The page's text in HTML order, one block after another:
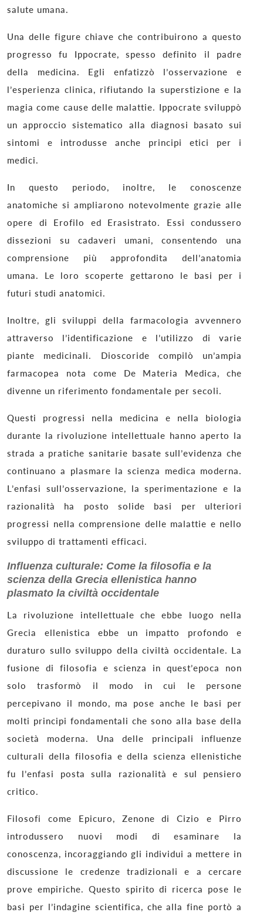
salute umana.
Una delle figure chiave che contribuirono a questo
progresso fu Ippocrate, spesso definito il padre
della medicina. Egli enfatizzò l’osservazione e
l’esperienza clinica, rifiutando la superstizione e la
magia come cause delle malattie. Ippocrate sviluppò
un approccio sistematico alla diagnosi basato sui
sintomi e introdusse anche principi etici per i
medici.
In questo periodo, inoltre, le conoscenze
anatomiche si ampliarono notevolmente grazie alle
opere di Erofilo ed Erasistrato. Essi condussero
dissezioni su cadaveri umani, consentendo una
comprensione più approfondita dell’anatomia
umana. Le loro scoperte gettarono le basi per i
futuri studi anatomici.
Inoltre, gli sviluppi della farmacologia avvennero
attraverso l’identificazione e l’utilizzo di varie
piante medicinali. Dioscoride compilò un’ampia
farmacopea nota come De Materia Medica, che
divenne un riferimento fondamentale per secoli.
Questi progressi nella medicina e nella biologia
durante la rivoluzione intellettuale hanno aperto la
strada a pratiche sanitarie basate sull’evidenza che
continuano a plasmare la scienza medica moderna.
L’enfasi sull’osservazione, la sperimentazione e la
razionalità ha posto solide basi per ulteriori
progressi nella comprensione delle malattie e nello
sviluppo di trattamenti efficaci.
Influenza culturale: Come la filosofia e la
scienza della Grecia ellenistica hanno
plasmato la civiltà occidentale
La rivoluzione intellettuale che ebbe luogo nella
Grecia ellenistica ebbe un impatto profondo e
duraturo sullo sviluppo della civiltà occidentale. La
fusione di filosofia e scienza in quest’epoca non
solo trasformò il modo in cui le persone
percepivano il mondo, ma pose anche le basi per
molti principi fondamentali che sono alla base della
società moderna. Una delle principali influenze
culturali della filosofia e della scienza ellenistiche
fu l’enfasi posta sulla razionalità e sul pensiero
critico.
Filosofi come Epicuro, Zenone di Cizio e Pirro
introdussero nuovi modi di esaminare la
conoscenza, incoraggiando gli individui a mettere in
discussione le credenze tradizionali e a cercare
prove empiriche. Questo spirito di ricerca pose le
basi per l’indagine scientifica, che alla fine portò a